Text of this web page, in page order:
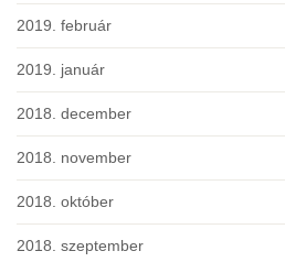
2019. február
2019. január
2018. december
2018. november
2018. október
2018. szeptember